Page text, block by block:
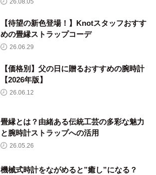
26.08.05
【待望の新色登場！】Knotスタッフおすす
めの畳縁ストラップコーデ
26.06.29
【価格別】父の日に贈るおすすめの腕時計
【2026年版】
26.06.12
畳縁とは？由緒ある伝統工芸の多彩な魅力
と腕時計ストラップへの活用
26.05.26
機械式時計をながめると”癒し”になる？